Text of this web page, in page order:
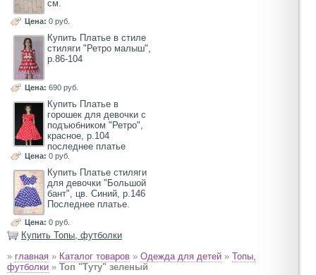
см.
Цена: 0 руб.
Купить Платье в стиле
стиляги "Ретро малыш",
р.86-104
Цена: 690 руб.
Купить Платье в
горошек для девочки с
подъюбником "Ретро",
красное, р.104
последнее платье
Цена: 0 руб.
Купить Платье стиляги
для девочки "Большой
бант", цв. Синий, р.146
Последнее платье.
Цена: 0 руб.
Купить Топы, футболки
» главная » Каталог товаров » Одежда для детей » Топы,
футболки » Топ "Туту" зеленый